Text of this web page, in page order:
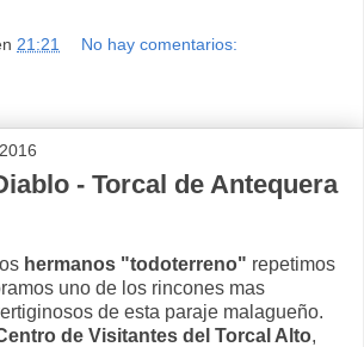
21:21 No hay comentarios:
- Torcal de Antequera
hermanos "todoterreno" repetimos
uno de los rincones mas
de esta paraje malagueño.
de Visitantes del Torcal Alto,